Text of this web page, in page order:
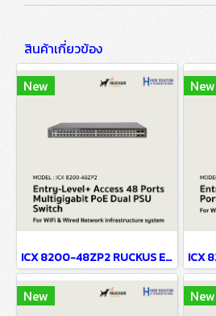
สินค้าเกี่ยวข้อง
New
ICX 8200-48ZP2 RUCKUS Entry-Level+ Access 48 Ports Multigigabit PoE Dual PSU Network Switch For WiFi & Wired Network infrastructure system
New
New New